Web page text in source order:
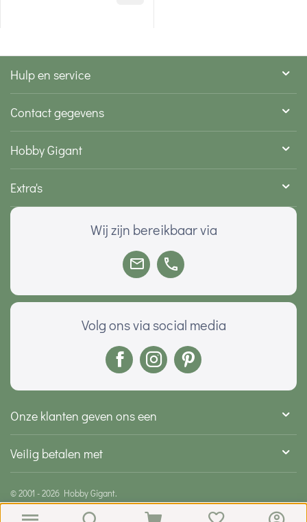
Hulp en service
Contact gegevens
Hobby Gigant
Extra's
Wij zijn bereikbaar via
Volg ons via social media
Onze klanten geven ons een
Veilig betalen met
© 2001 - 2026 Hobby Gigant.